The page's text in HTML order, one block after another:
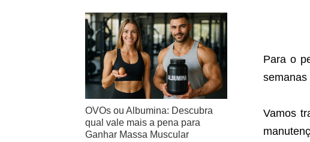
Para o
semanas
Vamos
OVOs ou Albumina: Descubra
qual vale mais a pena para
Ganhar Massa Muscular